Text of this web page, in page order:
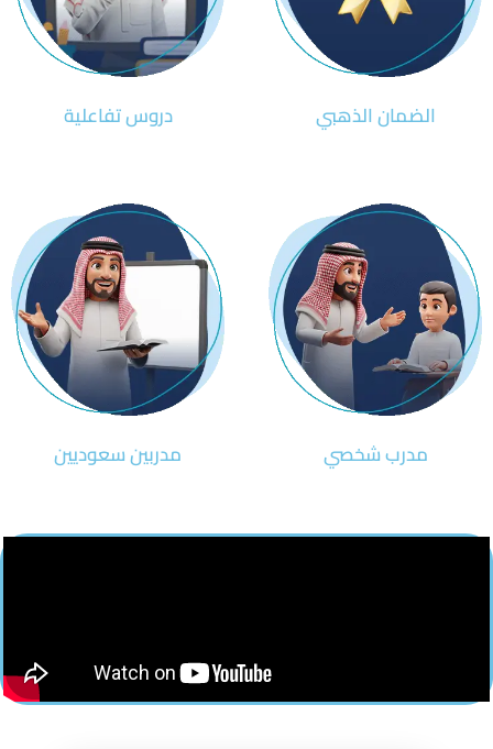
الضمان الذهبي دروس تفاعلية
مدرب شخصي مدربين سعوديين